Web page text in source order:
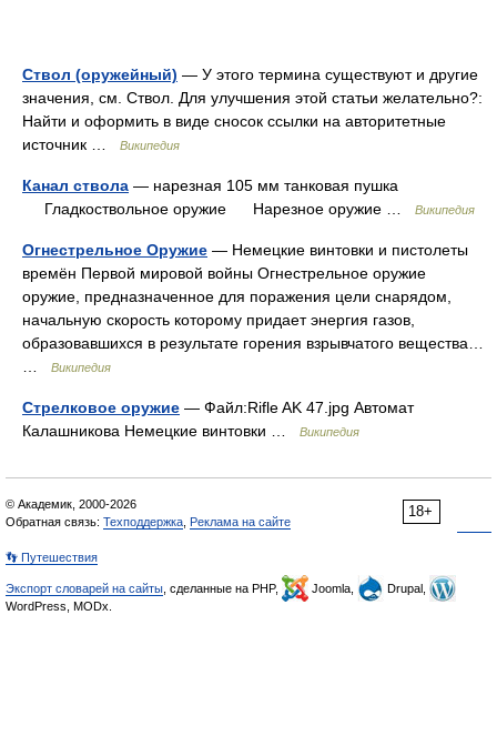
Ствол (оружейный) — У этого термина существуют и другие
значения, см. Ствол. Для улучшения этой статьи желательно?:
Найти и оформить в виде сносок ссылки на авторитетные
источник …
Википедия
Канал ствола — нарезная 105 мм танковая пушка
Гладкоствольное оружие Нарезное оружие …
Википедия
Огнестрельное Оружие — Немецкие винтовки и пистолеты
времён Первой мировой войны Огнестрельное оружие
оружие, предназначенное для поражения цели снарядом,
начальную скорость которому придает энергия газов,
образовавшихся в результате горения взрывчатого вещества…
Википедия
Стрелковое оружие — Файл:Rifle AK 47.jpg Автомат
Калашникова Немецкие винтовки …
Википедия
18+
© Академик, 2000-2026
Обратная связь: Техподдержка Реклама на сайте
👣 Путешествия
Экспорт словарей на сайты , сделанные на PHP, Joomla,
Drupal,
WordPress, MODx.